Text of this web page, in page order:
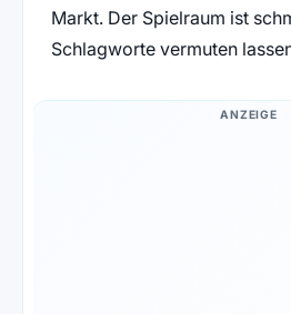
Markt. Der Spielraum ist
Schlagworte vermuten
ANZEIGE